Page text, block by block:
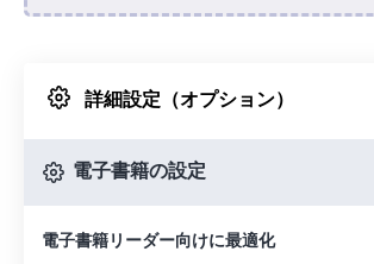
Googleドライブから
詳細設定（オプション）
電子書籍の設定
電子書籍リーダー向けに最適化